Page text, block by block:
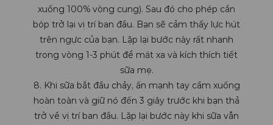
xuống 100% vòng cung). Sau đó cho phép cần
bóp trở lại vị trí ban đầu. Bạn sẽ cảm thấy lực hút
trên ngực của bạn. Lặp lại bước này rất nhanh
trong vòng 1-3 phút để mát xa và kích thích tiết
sữa mẹ.
8. Khi sữa bắt đầu chảy, ấn mạnh tay cầm xuống
hoàn toàn và giữ nó đến 3 giây trước khi bạn thả
trở về vị trí ban đầu. Lặp lại bước này khi sữa vẫn